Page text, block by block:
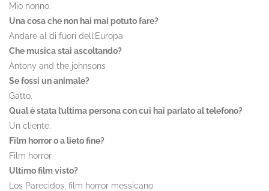
Mio nonno.
Una cosa che non hai mai potuto fare?
Andare al di fuori dell’Europa
Che musica stai ascoltando?
Antony and the johnsons
Se fossi un animale?
Gatto.
Qual è stata l’ultima persona con cui hai parlato al telefono?
Un cliente.
Film horror o a lieto fine?
Film horror.
Ultimo film visto?
Los Parecidos, film horror messicano